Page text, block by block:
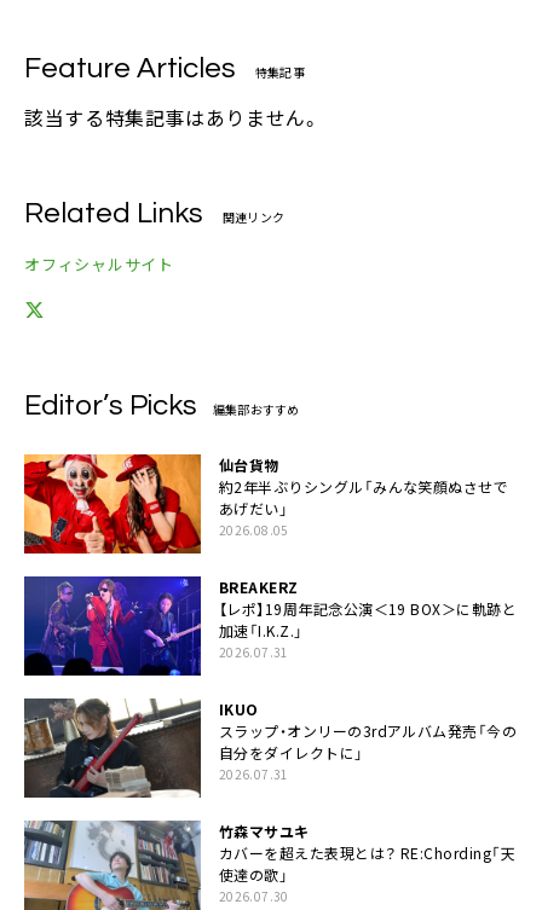
Feature Articles 特集記事
該当する特集記事はありません。
Related Links 関連リンク
オフィシャルサイト
Editor’s Picks 編集部おすすめ
仙台貨物
約2年半ぶりシングル「みんな笑顔ぬさせで
あげだい」
2026.08.05
BREAKERZ
【レポ】19周年記念公演＜19 BOX＞に軌跡と
加速「I.K.Z.」
2026.07.31
IKUO
スラップ・オンリーの3rdアルバム発売「今の
自分をダイレクトに」
2026.07.31
竹森マサユキ
カバーを超えた表現とは？ RE:Chording「天
使達の歌」
2026.07.30